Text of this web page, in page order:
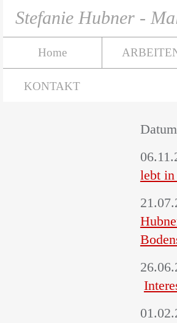
Stefanie Hubner -
Home
KONTAKT
lebt